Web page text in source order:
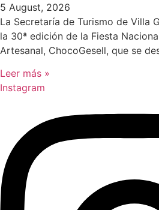
5 August, 2026
La Secretaría de Turismo de Villa
la 30ª edición de la Fiesta
Artesanal, ChocoGesell, que se
Leer más »
Instagram